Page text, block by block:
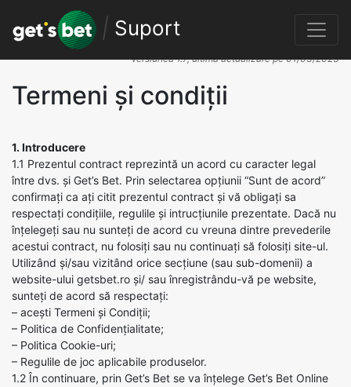
| Suport
Descarcă în format PDF
Versiunea 1.7, ultima actualizare pe 01/03/2023
Termeni și condiții
1. Introducere
1.1 Prezentul contract reprezintă un acord cu caracter legal
între dvs. și Get’s Bet. Prin selectarea opțiunii “Sunt de acord”
confirmați ca ați citit prezentul contract și vă obligați sa
respectați condițiile, regulile și intrucțiunile prezentate. Dacă nu
înțelegeți sau nu sunteți de acord cu vreuna dintre prevederile
acestui contract, nu folosiți sau nu continuați să folosiți site-ul.
Utilizând și/sau vizitând orice secțiune (sau sub-domenii) a
website-ului getsbet.ro și/ sau înregistrându-vă pe website,
sunteți de acord să respectați:
– acești Termeni și Condiții;
– Politica de Confidențialitate;
– Politica Cookie-uri;
– Regulile de joc aplicabile produselor.
1.2 În continuare, prin Get’s Bet se va înțelege Get’s Bet Online